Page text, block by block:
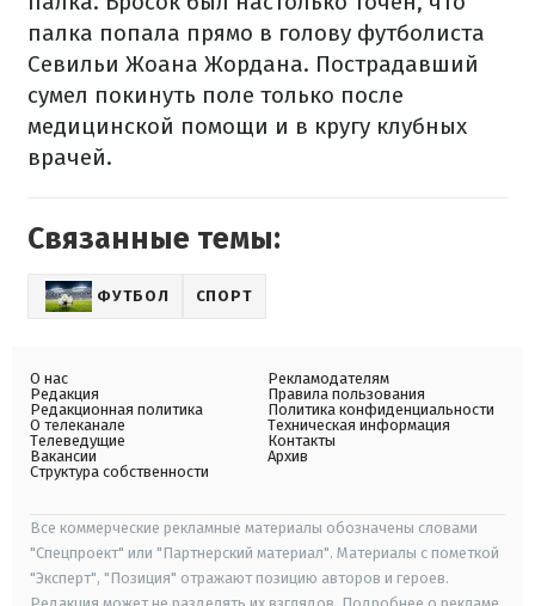
палка попала прямо в голову футболиста
Севильи Жоана Жордана. Пострадавший
сумел покинуть поле только после
медицинской помощи и в кругу клубных
врачей.
Связанные темы:
ФУТБОЛ СПОРТ
О нас
Редакция
Редакционная политика
О телеканале
Телеведущие
Вакансии
Структура собственности
Рекламодателям
Правила пользования
Политика конфиденциальности
Техническая информация
Контакты
Архив
Все коммерческие рекламные материалы обозначены словами
"Спецпроект" или "Партнерский материал". Материалы с пометкой
"Эксперт", "Позиция" отражают позицию авторов и героев.